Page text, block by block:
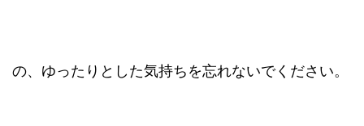
の、ゆったりとした気持ちを忘れないでください。